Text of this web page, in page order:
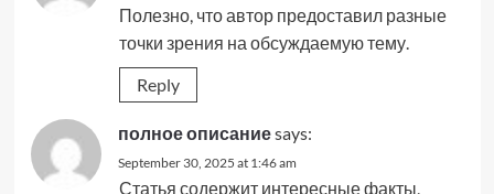
Полезно, что автор предоставил разные
точки зрения на обсуждаемую тему.
Reply
полное описаниеsays:
September 30, 2025 at 1:46 am
Статья содержит интересные факты,